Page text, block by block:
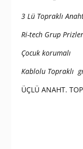
3 Lü Topraklı
Ri-tech Grup
Çocuk korumalı
Kablolu Topraklı
ÜÇLÜ ANAHT.